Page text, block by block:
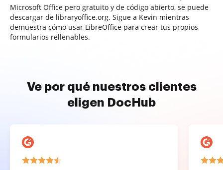
Microsoft Office pero gratuito y de código abierto, se puede
descargar de libraryoffice.org. Sigue a Kevin mientras
demuestra cómo usar LibreOffice para crear tus propios
formularios rellenables.
Ve por qué nuestros clientes
eligen DocHub